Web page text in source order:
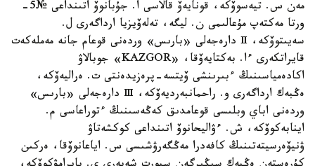
مەن س. تيەسوۆكە، قونايەۆ قالاسى ا. جۇبانوۆ اتىنداعى №5-
ورتا مەكتەپ مۇعالىمى ن. ليگە، تەلەۆيزيا ارداگەرى ل.
سەيىتوۆكە، Ⅱ دارەجەلى «بارىس» وردەنى قوعام جانە مەملەكەت
قايراتكەرى ءا. بەكتايەۆقا، «KAZGOR» جوبالاۋ
اكادەمياسىنىڭ ءبىرىنشى ۆيتسە-پرەزيدەنتى ت. ەراليەۆكە،
ەڭبەك ارداگەرى و. راحمانبەرديەۆكە، Ⅲ دارەجەلى «بارىس»
وردەنى اباي وبلىسى قوعامدىق كەڭەسىنىڭ ءتوراعاسى م.
اينابەكوۆكە، ش. ءۋاليحانوۆ اتىنداعى كوكشەتاۋ
ۋنيۆەرسيتەتىنىڭ كافەدرا مەڭگەرۋشىسى س. اياعانوۆقا، ەركىن